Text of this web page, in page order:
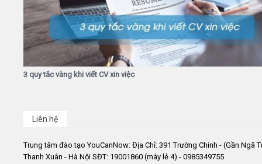
3 quy tắc vàng khi viết CV xin việc
Liên hệ
Trung tâm đào tạo YouCanNow: Địa Chỉ: 391 Trường Chinh - (Gần Ngã
Thanh Xuân - Hà Nội SĐT: 19001860 (máy lẻ 4) - 0985349755